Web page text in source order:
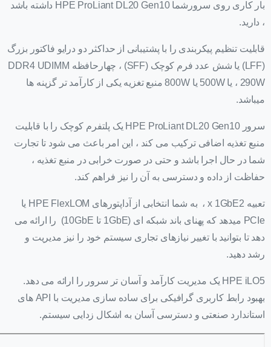
بار کاری روی سرورشما HPE ProLiant DL20 Gen10 داشته باشد
، دارید.
قابلیت تنظیم پیکربندی را با پشتیبانی از حداکثر دو درایو فاکتور بزرگ
(LFF) یا شش عدد فرم کوچک (SFF) ، چهارحافظه DDR4 UDIMM
، 290W یا 500W یا 800W منبع تغزیه یکی از کارآمد تر گزینه ها
میباشد.
سرور HPE ProLiant DL20 Gen10 یک پلتفرم کوچک را با قابلیت
منبع تغذیه اضافی ترکیب می کند ، این امر باعث می شود تا تجارت
شما در حال اجرا باشد و حتی در صورت خرابی در منبع تغذیه ،
حفاظت از داده و دسترسی به آن را نیز فراهم کند.
تعبیه x 1GbE2 ، به شما انتخابی از آداپتورهای HPE FlexLOM یا
PCIe میدهد که پهنای باند شبکه ای (1GbE تا 10GbE) را ارائه می
دهد تا بتوانید با تغییر نیازهای تجاری سیستم خود را نیز مدیریت و
رشد دهید.
HPE iLO5 یک مدیریت کارآمد و آسان تر سرور را ارائه می دهد.
بهبود رابط کاربری گرافیکی برای ساده سازی مدیریت با API های
استاندارد صنعتی و دسترسی آسان به اشکال زدایی سیستم.